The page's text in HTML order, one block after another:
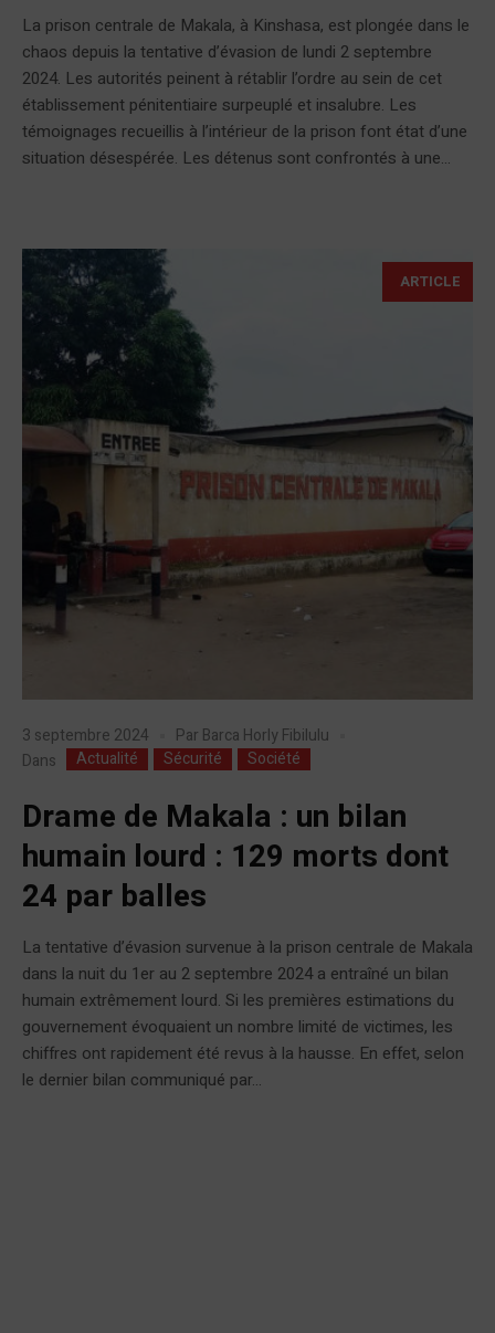
La prison centrale de Makala, à Kinshasa, est plongée dans le
chaos depuis la tentative d’évasion de lundi 2 septembre
2024. Les autorités peinent à rétablir l’ordre au sein de cet
établissement pénitentiaire surpeuplé et insalubre. Les
témoignages recueillis à l’intérieur de la prison font état d’une
situation désespérée. Les détenus sont confrontés à une...
ARTICLE
3 septembre 2024 Par Barca Horly Fibilulu
Dans
Actualité Sécurité Société
Drame de Makala : un bilan
humain lourd : 129 morts dont
24 par balles
La tentative d’évasion survenue à la prison centrale de Makala
dans la nuit du 1er au 2 septembre 2024 a entraîné un bilan
humain extrêmement lourd. Si les premières estimations du
gouvernement évoquaient un nombre limité de victimes, les
chiffres ont rapidement été revus à la hausse. En effet, selon
le dernier bilan communiqué par...